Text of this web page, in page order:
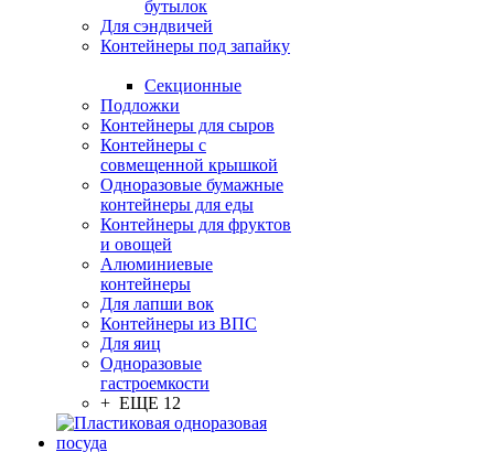
бутылок
Для сэндвичей
Контейнеры под запайку
Секционные
Подложки
Контейнеры для сыров
Контейнеры с
совмещенной крышкой
Одноразовые бумажные
контейнеры для еды
Контейнеры для фруктов
и овощей
Алюминиевые
контейнеры
Для лапши вок
Контейнеры из ВПС
Для яиц
Одноразовые
гастроемкости
+ ЕЩЕ 12